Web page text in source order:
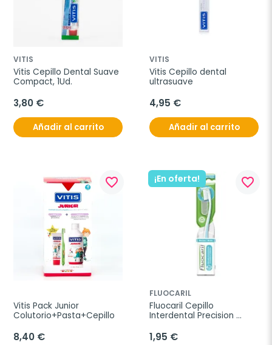
VITIS
Vitis Cepillo Dental Suave
Compact, 1Ud.
3,80 €
Añadir al carrito
VITIS
Vitis Cepillo dental
ultrasuave
4,95 €
Añadir al carrito
favorite_border
Vitis Pack Junior
Colutorio+Pasta+Cepillo
8,40 €
¡En oferta! favorite_border
FLUOCARIL
Fluocaril Cepillo
Interdental Precision
1,95 €